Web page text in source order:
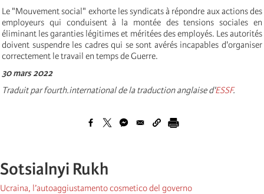
Le "Mouvement social" exhorte les syndicats à répondre aux actions des
employeurs qui conduisent à la montée des tensions sociales en
éliminant les garanties légitimes et méritées des employés. Les autorités
doivent suspendre les cadres qui se sont avérés incapables d'organiser
correctement le travail en temps de Guerre.
30 mars 2022
Traduit par fourth.international de la traduction anglaise d'ESSF.
Sotsialnyi Rukh
Ucraina, l’autoaggiustamento cosmetico del governo